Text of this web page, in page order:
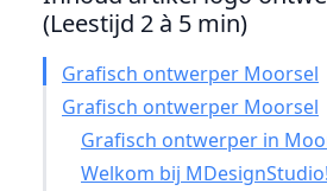
(Leestijd 2 à 5 min)
Grafisch ontwerper Moorsel
Grafisch ontwerper Moorsel
Grafisch ontwerper in
Welkom bij